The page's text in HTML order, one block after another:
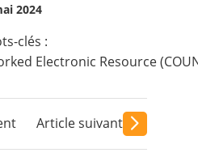
2024
clés :
Electronic Resource
Article suivant